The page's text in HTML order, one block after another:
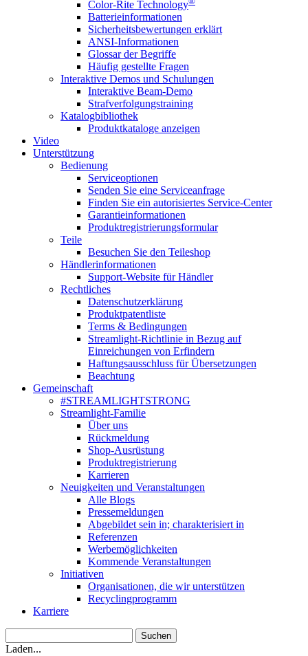
Color-Rite Technology
Batterieinformationen
Sicherheitsbewertungen erklärt
ANSI-Informationen
Glossar der Begriffe
Häufig gestellte Fragen
Interaktive Demos und Schulungen
Interaktive Beam-Demo
Strafverfolgungstraining
Katalogbibliothek
Produktkataloge anzeigen
Video
Unterstützung
Bedienung
Serviceoptionen
Senden Sie eine Serviceanfrage
Finden Sie ein autorisiertes Service-Center
Garantieinformationen
Produktregistrierungsformular
Teile
Besuchen Sie den Teileshop
Händlerinformationen
Support-Website für Händler
Rechtliches
Datenschutzerklärung
Produktpatentliste
Terms & Bedingungen
Streamlight-Richtlinie in Bezug auf
Einreichungen von Erfindern
Haftungsausschluss für Übersetzungen
Beachtung
Gemeinschaft
#STREAMLIGHTSTRONG
Streamlight-Familie
Über uns
Rückmeldung
Shop-Ausrüstung
Produktregistrierung
Karrieren
Neuigkeiten und Veranstaltungen
Alle Blogs
Pressemeldungen
Abgebildet sein in; charakterisiert in
Referenzen
Werbemöglichkeiten
Kommende Veranstaltungen
Initiativen
Organisationen, die wir unterstützen
Recyclingprogramm
Karriere
Laden...